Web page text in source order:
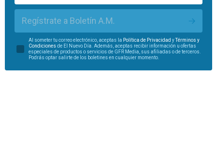
Regístrate a Boletín A.M.
Al someter tu correo electrónico, aceptas la Política de Privacidad y
Términos y
Condiciones de El Nuevo Día. Además, aceptas recibir información u ofertas
especiales de productos o servicios de GFR Media, sus afiliadas o de terceros.
Podrás optar salirte de los boletines en cualquier momento.